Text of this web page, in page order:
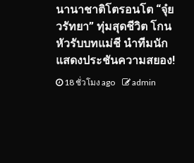
นานาชาติโตรอนโต “จุ๋ย
วรัทยา” ทุ่มสุดชีวิต โกน
หัวรับบทแม่ชี นำทีมนัก
แสดงประชันความสยอง!
18 ชั่วโมง ago admin